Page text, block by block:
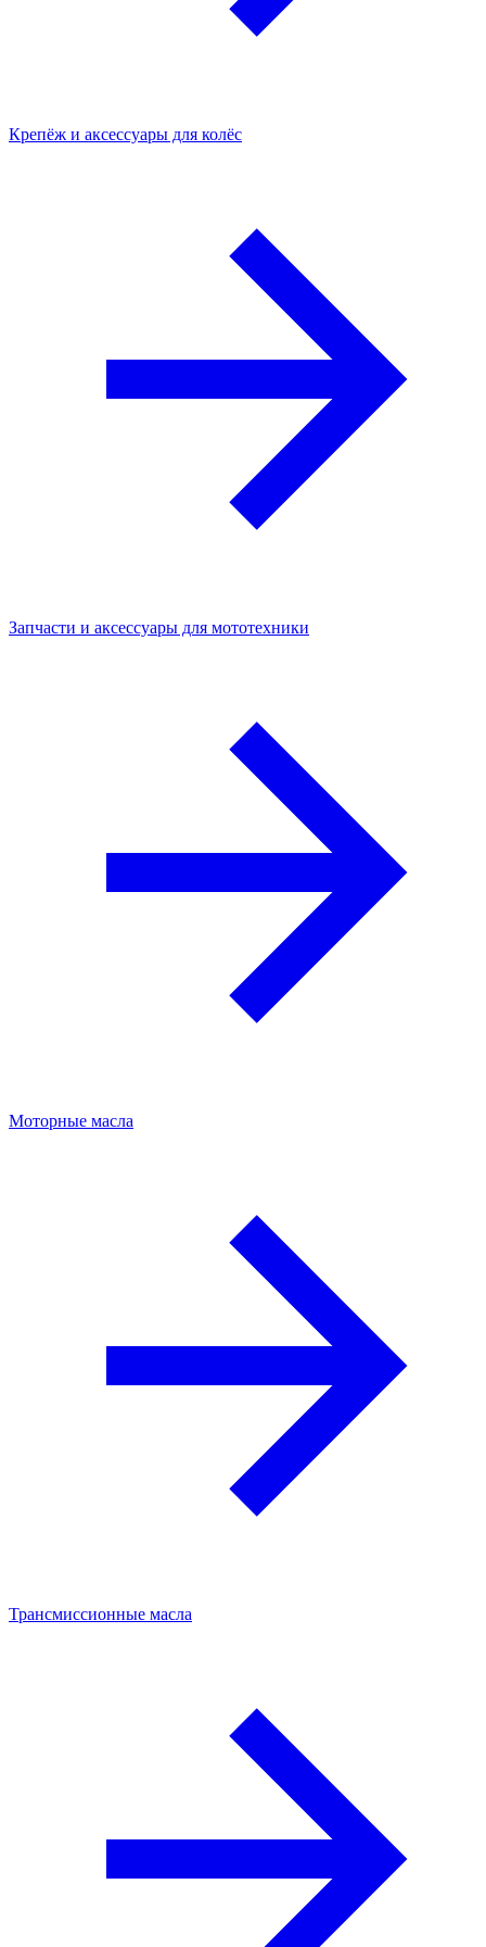
Крепёж и аксессуары для колёс
Запчасти и аксессуары для мототехники
Моторные масла
Трансмиссионные масла